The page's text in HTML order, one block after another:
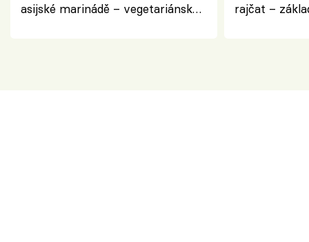
asijské marinádě – vegetariánská
rajčat –